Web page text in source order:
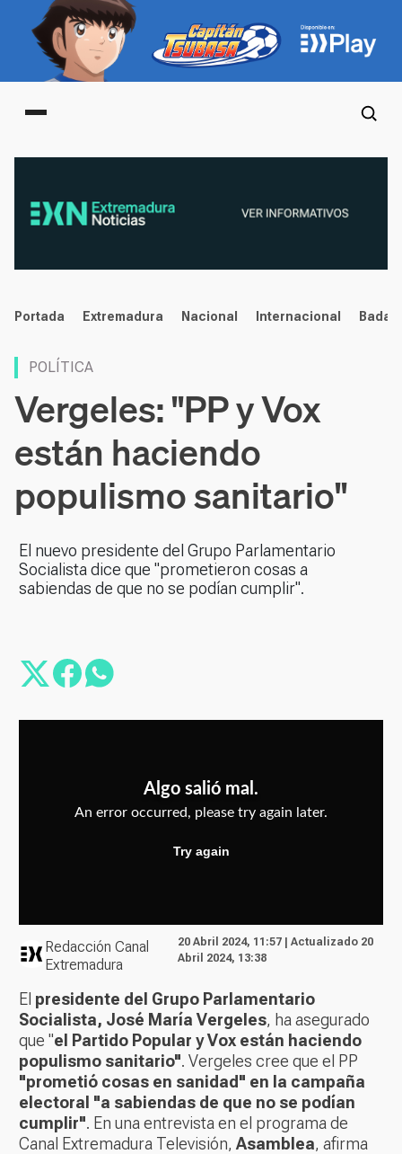
Main menu
noticias
Portada Extremadura Nacional Internacional
POLÍTICA
Vergeles: "PP y Vox
están haciendo
populismo sanitario"
El nuevo presidente del Grupo Parlamentario
Socialista dice que "prometieron cosas a
sabiendas de que no se podían cumplir".
Redacción Canal
Extremadura
20 Abril 2024, 11:57 | Actualizado 20
Abril 2024, 13:38
El presidente del Grupo Parlamentario
Socialista, José María Vergeles, ha asegurado
que "el
Partido Popular y Vox están haciendo
populismo sanitario". Vergeles cree que el PP
"prometió cosas en sanidad" en la campaña
electoral "a sabiendas de que no se podían
cumplir". En una entrevista en el programa de
Canal Extremadura Televisión, Asamblea, afirma